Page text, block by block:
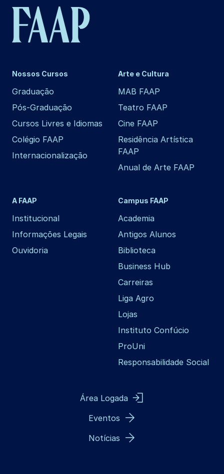
Nossos Cursos
Graduação
Pós-Graduação
Cursos Livres e Idiomas
Colégio FAAP
Internacionalização
Arte e Cultura
MAB FAAP
Teatro FAAP
Cine FAAP
Residência Artística
FAAP
Anual de Arte FAAP
A FAAP
Institucional
Informações Legais
Ouvidoria
Campus FAAP
Academia
Antigos Alunos
Biblioteca
Business Hub
Carreiras
Liga Agro
Lojas
Instituto Confúcio
ProUni
Responsabilidade Social
Área Logada
Eventos
Notícias